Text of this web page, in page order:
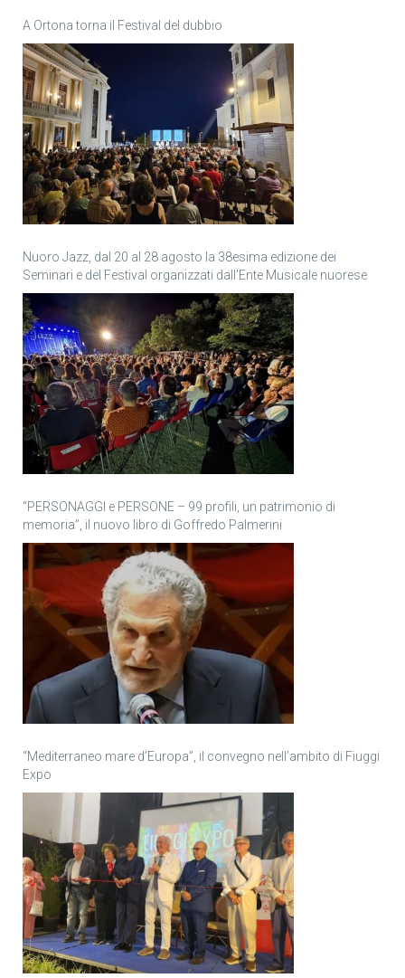
A Ortona torna il Festival del dubbio
Nuoro Jazz, dal 20 al 28 agosto la 38esima edizione dei
Seminari e del Festival organizzati dall’Ente Musicale nuorese
“PERSONAGGI e PERSONE – 99 profili, un patrimonio di
memoria”, il nuovo libro di Goffredo Palmerini
“Mediterraneo mare d’Europa”, il convegno nell’ambito di Fiuggi
Expo